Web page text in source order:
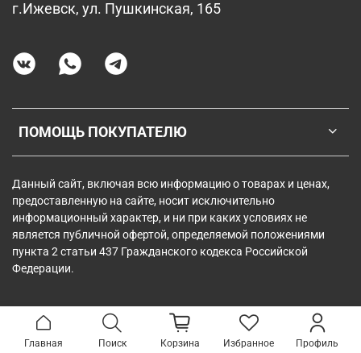
ПОМОЩЬ ПОКУПАТЕЛЮ
г.Ижевск, ул. Пушкинская, 165
Данный сайт, включая всю информацию о товарах и ценах,
предоставленную на сайте, носит исключительно
информационный характер, и ни при каких условиях не
является публичной офертой, определяемой положениями
пункта 2 статьи 437 Гражданского кодекса Российской
Федерации.
Главная Поиск Корзина Избранное Профиль